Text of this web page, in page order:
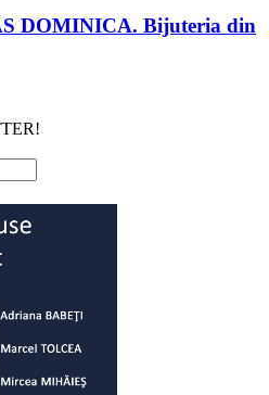
DOMINICA. Bijuteria din